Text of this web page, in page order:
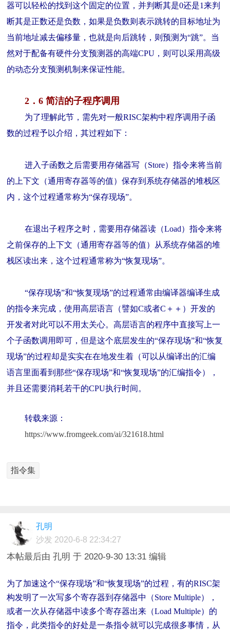
器可以轻松的找到这个固定的位置，并判断其是0还是1来判
断其是正数还是负数，如果是负数则表示跳转的目标地址为
当前地址减去偏移量，也就是向后跳转，则预测为“跳”。当
然对于配备有硬件分支预测器的高端CPU，则可以采用高级
的动态分支预测机制来保证性能。
2．6 简洁的子程序调用
为了理解此节，需先对一般RISC架构中程序调用子函
数的过程予以介绍，其过程如下：
进入子函数之后需要用存储器写（Store）指令来将当前
的上下文（通用寄存器等的值）保存到系统存储器的堆栈区
内，这个过程通常称为“保存现场”。
在退出子程序之时，需要用存储器读（Load）指令来将
之前保存的上下文（通用寄存器等的值）从系统存储器的堆
栈区读出来，这个过程通常称为“恢复现场”。
“保存现场”和“恢复现场”的过程通常由编译器编译生成
的指令来完成，使用高层语言（譬如C或者C＋＋）开发的
开发者对此可以不用太关心。高层语言的程序中直接写上一
个子函数调用即可，但是这个底层发生的“保存现场”和“恢复
现场”的过程却是实实在在地发生着（可以从编译出的汇编
语言里面看到那些“保存现场”和“恢复现场”的汇编指令），
并且还需要消耗若干的CPU执行时间。
转载来源：
https://www.fromgeek.com/ai/321618.html
指令集
孔明
沙发 2020-6-8 22:34:27
本帖最后由 孔明 于 2020-9-30 13:31 编辑
为了加速这个“保存现场”和“恢复现场”的过程，有的RISC架
构发明了一次写多个寄存器到存储器中（Store Multiple），
或者一次从存储器中读多个寄存器出来（Load Multiple）的
指令，此类指令的好处是一条指令就可以完成很多事情，从